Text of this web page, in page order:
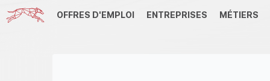
OFFRES D'EMPLOI ENTREPRISES MÉTIERS